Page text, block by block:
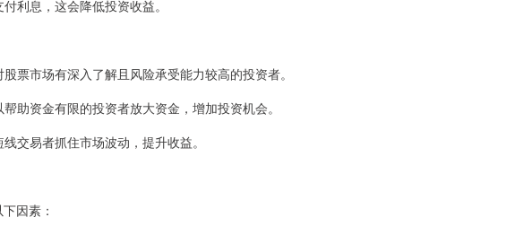
利息，这会降低投资收益。
票市场有深入了解且风险承受能力较高的投资者。
助资金有限的投资者放大资金，增加投资机会。
交易者抓住市场波动，提升收益。
因素：